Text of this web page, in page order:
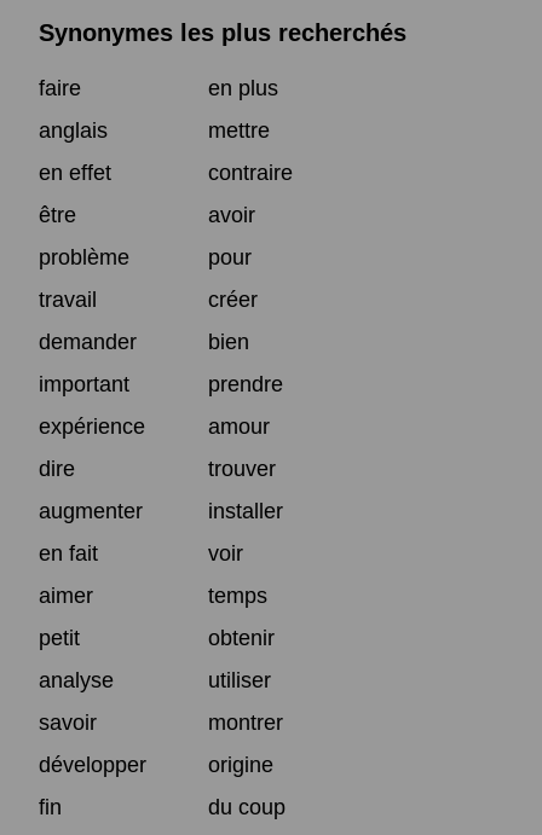
Synonymes les plus recherchés
faire
en plus
anglais
mettre
en effet
contraire
être
avoir
problème
pour
travail
créer
demander
bien
important
prendre
expérience
amour
dire
trouver
augmenter
installer
en fait
voir
aimer
temps
petit
obtenir
analyse
utiliser
savoir
montrer
développer
origine
fin
du coup